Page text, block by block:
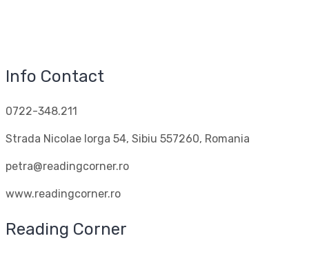
Info Contact
0722-348.211
Strada Nicolae Iorga 54, Sibiu 557260, Romania
petra@readingcorner.ro
www.readingcorner.ro
Reading Corner